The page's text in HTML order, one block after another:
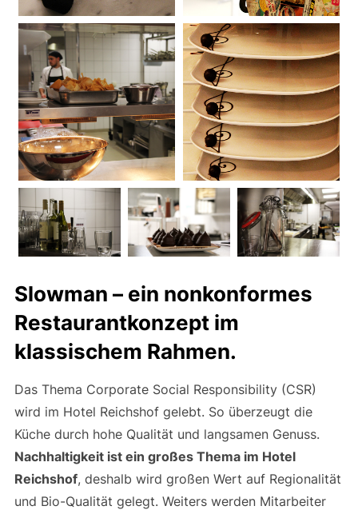
Slowman – ein nonkonformes
Restaurantkonzept im
klassischem Rahmen.
Das Thema Corporate Social Responsibility (CSR)
wird im Hotel Reichshof gelebt. So überzeugt die
Küche durch hohe Qualität und langsamen Genuss.
Nachhaltigkeit ist ein großes Thema im Hotel
Reichshof, deshalb wird großen Wert auf Regionalität
und Bio-Qualität gelegt. Weiters werden Mitarbeiter